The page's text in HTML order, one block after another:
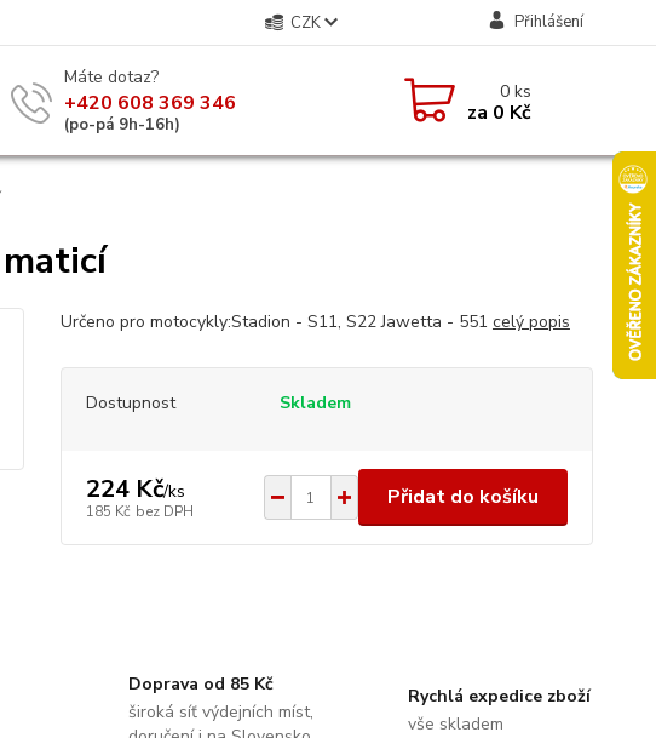
CZK Přihlášení
Máte dotaz?
+420 608 369 346
(po-pá 9h-16h)
0ks
za 0 Kč
Určeno pro motocykly:Stadion - S11, S22 Jawetta - 551 celý popis
Dostupnost Skladem
224 Kč/ks
185 Kč bez DPH
Přidat do košíku
Doprava od 85 Kč
široká síť výdejních míst,
Rychlá expedice zboží
vše skladem